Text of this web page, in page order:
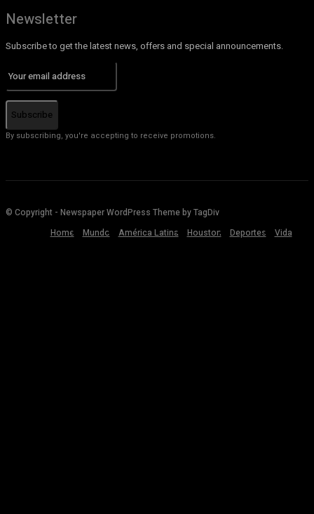
Newsletter
Subscribe to get the latest news, offers and special announcements.
Subscribe
By subscribing, you're accepting to receive promotions.
© Copyright - Newspaper WordPress Theme by TagDiv
Home
Mundo América Latina Houston Deportes Vida